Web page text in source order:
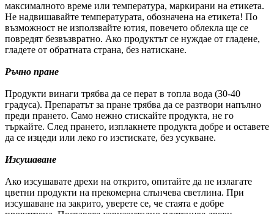
максималното време или температура, маркирани на етикета.
Не надвишавайте температурата, обозначена на етикета! По
възможност не използвайте ютия, повечето облекла ще се
повредят безвъзвратно. Ако продуктът се нуждае от гладене,
гладете от обратната страна, без натискане.
Ръчно пране
Продукти винаги трябва да се перат в топла вода (30-40
градуса). Препаратът за пране трябва да се разтвори напълно
преди прането. Само нежно стискайте продукта, не го
търкайте. След прането, изплакнете продукта добре и оставете
да се изцеди или леко го изстискате, без усукване.
Изсушаване
Ако изсушавате дрехи на открито, опитайте да не излагате
цветни продукти на прекомерна слънчева светлина. При
изсушаване на закрито, уверете се, че стаята е добре